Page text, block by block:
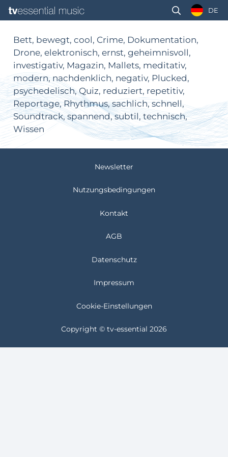
DE
Bett, bewegt, cool, Crime, Dokumentation,
Drone, elektronisch, ernst, geheimnisvoll,
investigativ, Magazin, Mallets, meditativ,
modern, nachdenklich, negativ, Plucked,
psychedelisch, Quiz, reduziert, repetitiv,
Reportage, Rhythmus, sachlich, schnell,
Soundtrack, spannend, subtil, technisch,
Wissen
Newsletter
Nutzungsbedingungen
Kontakt
AGB
Datenschutz
Impressum
Cookie-Einstellungen
Copyright © tv-essential 2026